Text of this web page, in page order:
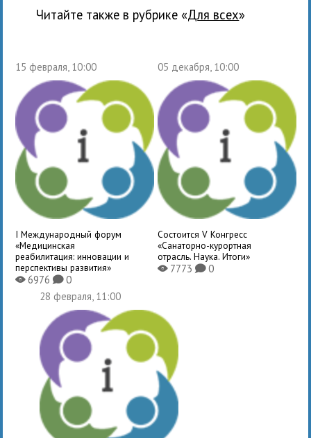
Читайте также в рубрике « для всех»
15 февраля, 10:00
I Международный форум
«Медицинская
реабилитация: инновации и
перспективы развития»
X6976K0
05 декабря, 10:00
Состоится V Конгресс
«Санаторно-курортная
отрасль. Наука. Итоги»
X7773 K0
28 февраля, 11:00